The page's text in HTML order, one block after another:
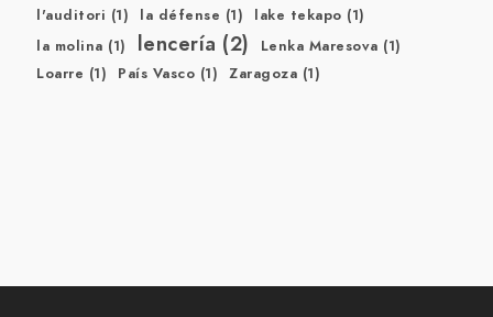
l'auditori (1) la défense (1) lake tekapo (1)
la molina (1) lencería (2) Lenka Maresova (1)
Loarre (1) País Vasco (1) Zaragoza (1)